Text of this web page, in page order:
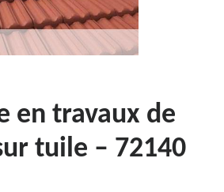
en travaux de
tuile – 72140